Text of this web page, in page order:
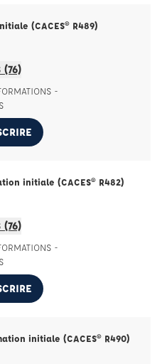
(CACES® R489)
(76)
-
initiale (CACES® R482)
(76)
-
initiale (CACES® R490)